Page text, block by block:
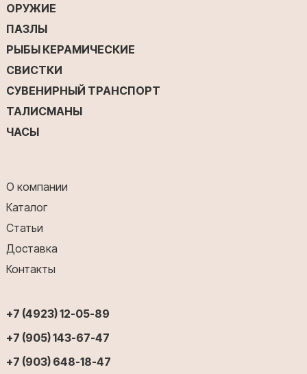
ОРУЖИЕ
ПАЗЛЫ
РЫБЫ КЕРАМИЧЕСКИЕ
СВИСТКИ
СУВЕНИРНЫЙ ТРАНСПОРТ
ТАЛИСМАНЫ
ЧАСЫ
О компании
Каталог
Статьи
Доставка
Контакты
+7 (4923) 12-05-89
+7 (905) 143-67-47
+7 (903) 648-18-47